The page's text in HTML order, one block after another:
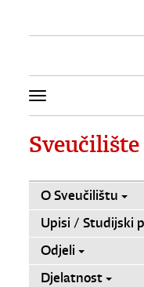
Sveučilište
O Sveučilištu
Upisi / Studijski
Odjeli
Djelatnost